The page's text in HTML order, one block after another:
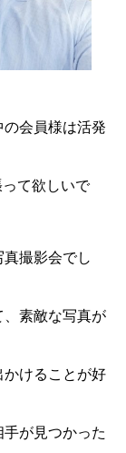
会員様は活発
て欲しいで
撮影会でし
、素敵な写真が
かけることが好
が見つかった